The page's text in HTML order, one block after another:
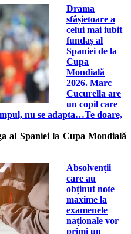
Drama
sfâșietoare a
celui mai iubit
fundaș al
Spaniei de la
Cupa
Mondială
2026. Marc
Cucurella are
un copil care
nu se adapta…Te doare,
al Spaniei la Cupa Mondială
Absolvenții
care au
obținut note
maxime la
examenele
naționale vor
primi un